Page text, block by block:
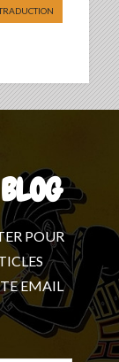
POUR
EMAIL